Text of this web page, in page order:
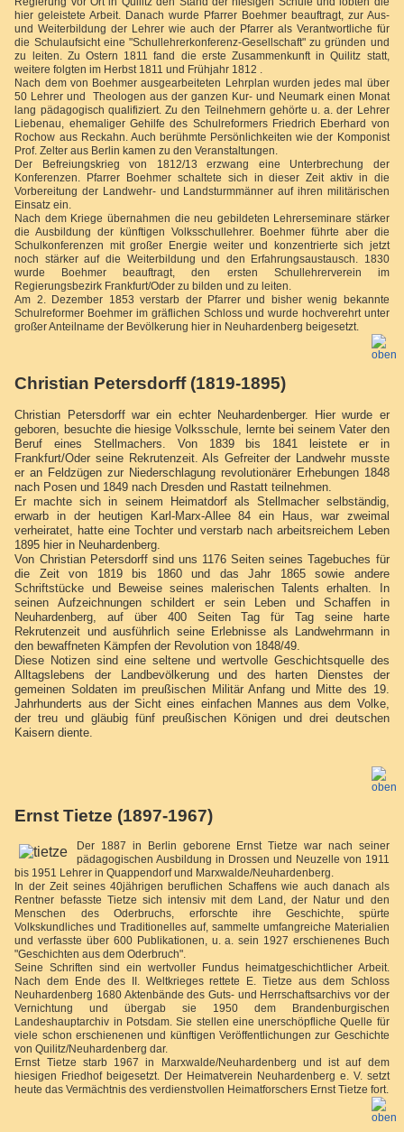
hier geleistete Arbeit. Danach wurde Pfarrer Boehmer beauftragt, zur Aus-
und Weiterbildung der Lehrer wie auch der Pfarrer als Verantwortliche für
die Schulaufsicht eine "Schullehrerkonferenz-Gesellschaft" zu gründen und
zu leiten. Zu Ostern 1811 fand die erste Zusammenkunft in Quilitz statt,
weitere folgten im Herbst 1811 und Frühjahr 1812 .
Nach dem von Boehmer ausgearbeiteten Lehrplan wurden jedes mal über
50 Lehrer und Theologen aus der ganzen Kur- und Neumark einen Monat
lang pädagogisch qualifiziert. Zu den Teilnehmern gehörte u. a. der Lehrer
Liebenau, ehemaliger Gehilfe des Schulreformers Friedrich Eberhard von
Rochow aus Reckahn. Auch berühmte Persönlichkeiten wie der Komponist
Prof. Zelter aus Berlin kamen zu den Veranstaltungen.
Der Befreiungskrieg von 1812/13 erzwang eine Unterbrechung der
Konferenzen. Pfarrer Boehmer schaltete sich in dieser Zeit aktiv in die
Vorbereitung der Landwehr- und Landsturmmänner auf ihren militärischen
Einsatz ein.
Nach dem Kriege übernahmen die neu gebildeten Lehrerseminare stärker
die Ausbildung der künftigen Volksschullehrer. Boehmer führte aber die
Schulkonferenzen mit großer Energie weiter und konzentrierte sich jetzt
noch stärker auf die Weiterbildung und den Erfahrungsaustausch. 1830
wurde Boehmer beauftragt, den ersten Schullehrerverein im
Regierungsbezirk Frankfurt/Oder zu bilden und zu leiten.
Am 2. Dezember 1853 verstarb der Pfarrer und bisher wenig bekannte
Schulreformer Boehmer im gräflichen Schloss und wurde hochverehrt unter
großer Anteilname der Bevölkerung hier in Neuhardenberg beigesetzt.
Christian Petersdorff (1819-1895)
Christian Petersdorff war ein echter Neuhardenberger. Hier wurde er
geboren, besuchte die hiesige Volksschule, lernte bei seinem Vater den
Beruf eines Stellmachers. Von 1839 bis 1841 leistete er in
Frankfurt/Oder seine Rekrutenzeit. Als Gefreiter der Landwehr musste
er an Feldzügen zur Niederschlagung revolutionärer Erhebungen 1848
nach Posen und 1849 nach Dresden und Rastatt teilnehmen.
Er machte sich in seinem Heimatdorf als Stellmacher selbständig,
erwarb in der heutigen Karl-Marx-Allee 84 ein Haus, war zweimal
verheiratet, hatte eine Tochter und verstarb nach arbeitsreichem Leben
1895 hier in Neuhardenberg.
Von Christian Petersdorff sind uns 1176 Seiten seines Tagebuches für
die Zeit von 1819 bis 1860 und das Jahr 1865 sowie andere
Schriftstücke und Beweise seines malerischen Talents erhalten. In
seinen Aufzeichnungen schildert er sein Leben und Schaffen in
Neuhardenberg, auf über 400 Seiten Tag für Tag seine harte
Rekrutenzeit und ausführlich seine Erlebnisse als Landwehrmann in
den bewaffneten Kämpfen der Revolution von 1848/49.
Diese Notizen sind eine seltene und wertvolle Geschichtsquelle des
Alltagslebens der Landbevölkerung und des harten Dienstes der
gemeinen Soldaten im preußischen Militär Anfang und Mitte des 19.
Jahrhunderts aus der Sicht eines einfachen Mannes aus dem Volke,
der treu und gläubig fünf preußischen Königen und drei deutschen
Kaisern diente.
Ernst Tietze (1897-1967)
Der 1887 in Berlin geborene Ernst Tietze war nach seiner
pädagogischen Ausbildung in Drossen und Neuzelle von 1911
bis 1951 Lehrer in Quappendorf und Marxwalde/Neuhardenberg.
In der Zeit seines 40jährigen beruflichen Schaffens wie auch danach als
Rentner befasste Tietze sich intensiv mit dem Land, der Natur und den
Menschen des Oderbruchs, erforschte ihre Geschichte, spürte
Volkskundliches und Traditionelles auf, sammelte umfangreiche Materialien
und verfasste über 600 Publikationen, u. a. sein 1927 erschienenes Buch
"Geschichten aus dem Oderbruch".
Seine Schriften sind ein wertvoller Fundus heimatgeschichtlicher Arbeit.
Nach dem Ende des II. Weltkrieges rettete E. Tietze aus dem Schloss
Neuhardenberg 1680 Aktenbände des Guts- und Herrschaftsarchivs vor der
Vernichtung und übergab sie 1950 dem Brandenburgischen
Landeshauptarchiv in Potsdam. Sie stellen eine unerschöpfliche Quelle für
viele schon erschienenen und künftigen Veröffentlichungen zur Geschichte
von Quilitz/Neuhardenberg dar.
Ernst Tietze starb 1967 in Marxwalde/Neuhardenberg und ist auf dem
hiesigen Friedhof beigesetzt. Der Heimatverein Neuhardenberg e. V. setzt
heute das Vermächtnis des verdienstvollen Heimatforschers Ernst Tietze fort.